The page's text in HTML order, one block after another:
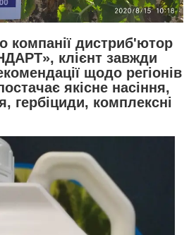
компанії дистриб'ютор
клієнт завжди
щодо регіонів
якісне насіння,
гербіциди, комплексні